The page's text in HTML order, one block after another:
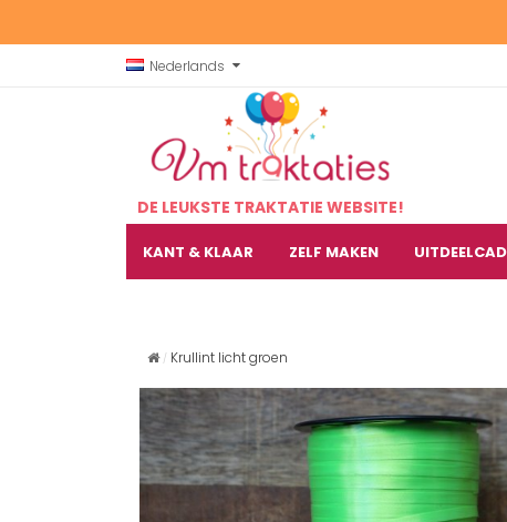
Nederlands
DE LEUKSTE TRAKTATIE WEBSITE!
KANT & KLAAR ZELF MAKEN
Krullint licht groen